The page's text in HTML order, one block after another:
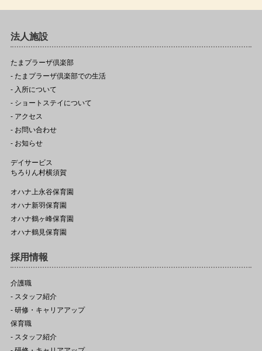
法人施設
たまプラーザ倶楽部
- たまプラーザ倶楽部での生活
- 入所について
- ショートステイについて
- アクセス
- お問い合わせ
- お知らせ
デイサービス
ちろりん村横須賀
オハナ上永谷保育園
オハナ新羽保育園
オハナ鶴ヶ峰保育園
オハナ鶴見保育園
採用情報
介護職
- スタッフ紹介
- 研修・キャリアアップ
保育職
- スタッフ紹介